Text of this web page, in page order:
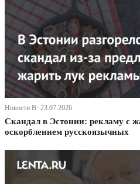
Новости В· 23.07.2026
Скандал в Эстонии: рекламу с
оскорблением русскоязычных